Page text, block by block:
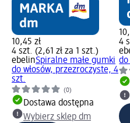
10,45 zł
4 szt. (2,61 zł za 1 szt.)
ebelinSpiralne małe gumki
do włosów, przezroczyste, 4
szt.
(0)
Dostawa dostępna
Wybierz sklep dm
4
do